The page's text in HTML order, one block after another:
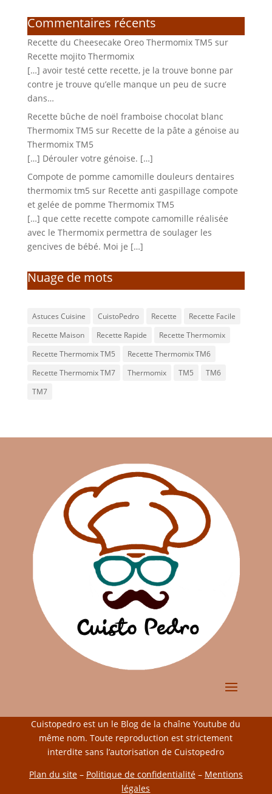
Commentaires récents
Recette du Cheesecake Oreo Thermomix TM5 sur
Recette mojito Thermomix
[…] avoir testé cette recette, je la trouve bonne par
contre je trouve qu’elle manque un peu de sucre
dans…
Recette bûche de noël framboise chocolat blanc
Thermomix TM5 sur Recette de la pâte a génoise au
Thermomix TM5
[…] Dérouler votre génoise. […]
Compote de pomme camomille douleurs dentaires
thermomix tm5 sur Recette anti gaspillage compote
et gelée de pomme Thermomix TM5
[…] que cette recette compote camomille réalisée
avec le Thermomix permettra de soulager les
gencives de bébé. Moi je […]
Nuage de mots
Astuces Cuisine CuistoPedro Recette
Recette Facile
Recette Maison
Recette Rapide
Recette Thermomix
Recette Thermomix TM5
Recette Thermomix TM6
Recette Thermomix TM7
Thermomix TM5
TM6
TM7
Cuistopedro est un le Blog de la chaîne Youtube du
même nom. Toute reproduction est strictement
interdite sans l’autorisation de Cuistopedro
Plan du site– Politique de confidentialité– Mentions
légales